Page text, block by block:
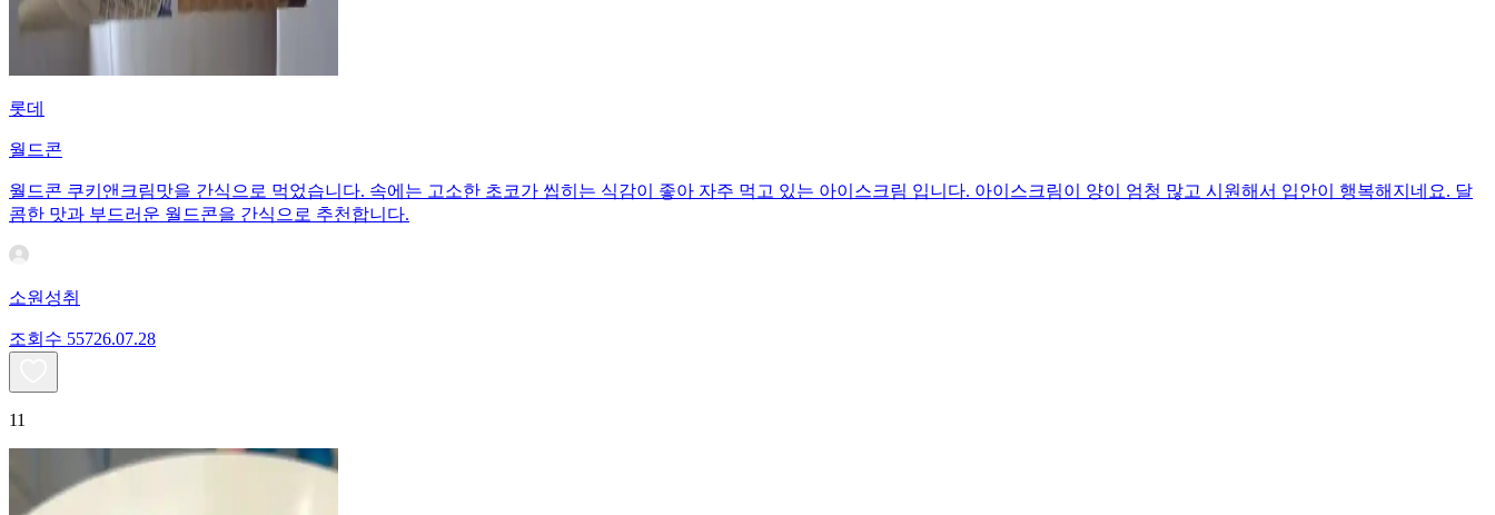
롯데
월드콘
월드콘 쿠키앤크림맛을 간식으로 먹었습니다. 속에는 고소한 초코가 씹히는 식감이 좋아 자주 먹고 있는 아이스크림 입니다. 아이스크림이 양이 엄청 많고 시원해서 입안이 행복해지네요. 달
콤한 맛과 부드러운 월드콘을 간식으로 추천합니다.
소원성취
조회수 55726.07.28
11